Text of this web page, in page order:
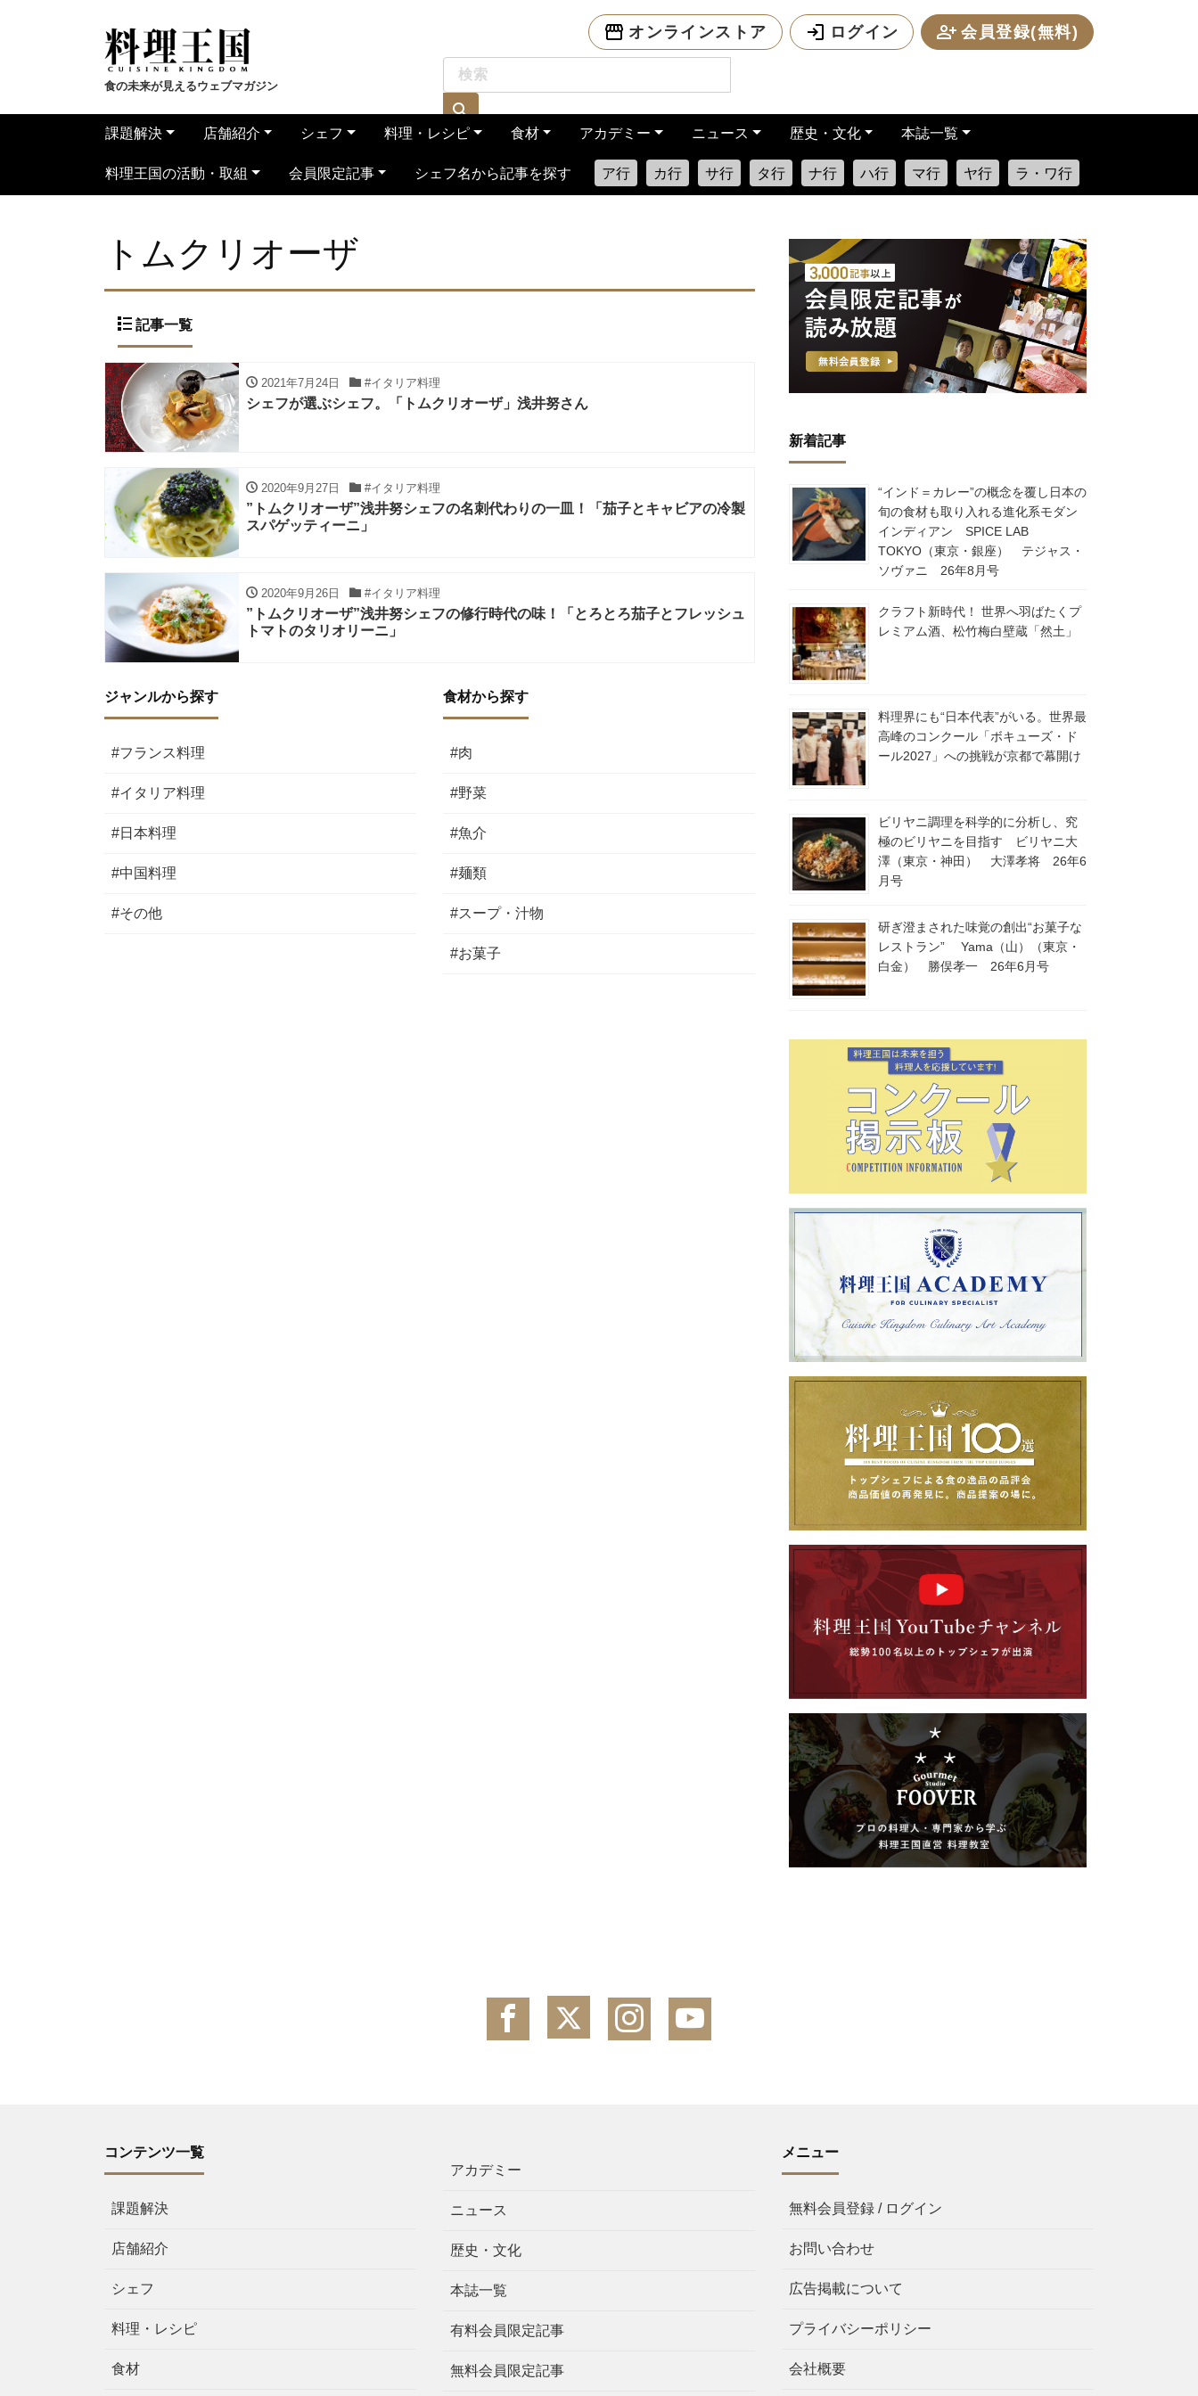
食の未来が見えるウェブマガジン
オンラインストア ログイン 会員登録(無料)
課題解決 店舗紹介 シェフ 料理・レシピ 食材 アカデミー ニュース 歴史・文化 本誌一覧
料理王国の活動・取組 会員限定記事 シェフ名から記事を探す ア行 カ行 サ行 タ行 ナ行 ハ行 マ行 ヤ行 ラ・ワ行
トムクリオーザ
記事一覧
2021年7月24日 #イタリア料理
シェフが選ぶシェフ。「トムクリオーザ」浅井努さん
2020年9月27日 #イタリア料理
”トムクリオーザ”浅井努シェフの名刺代わりの一皿！「茄子とキャビアの冷製
スパゲッティーニ」
2020年9月26日 #イタリア料理
”トムクリオーザ”浅井努シェフの修行時代の味！「とろとろ茄子とフレッシュ
トマトのタリオリーニ」
ジャンルから探す
#フランス料理
#イタリア料理
#日本料理
#中国料理
#その他
食材から探す
#肉
#野菜
#魚介
#麺類
#スープ・汁物
#お菓子
新着記事
“インド＝カレー”の概念を覆し日本の
旬の食材も取り入れる進化系モダン
インディアン SPICE LAB
TOKYO（東京・銀座） テジャス・
ソヴァニ 26年8月号
クラフト新時代！ 世界へ羽ばたくプ
レミアム酒、松竹梅白壁蔵「然土」
料理界にも“日本代表”がいる。世界最
高峰のコンクール「ボキューズ・ド
ール2027」への挑戦が京都で幕開け
ビリヤニ調理を科学的に分析し、究
極のビリヤニを目指す ビリヤニ大
澤（東京・神田） 大澤孝将 26年6
月号
研ぎ澄まされた味覚の創出“お菓子な
レストラン” Yama（山）（東京・
白金） 勝俣孝一 26年6月号
コンテンツ一覧
課題解決
店舗紹介
シェフ
料理・レシピ
食材
アカデミー
ニュース
歴史・文化
本誌一覧
有料会員限定記事
無料会員限定記事
メニュー
無料会員登録 / ログイン
お問い合わせ
広告掲載について
プライバシーポリシー
会社概要